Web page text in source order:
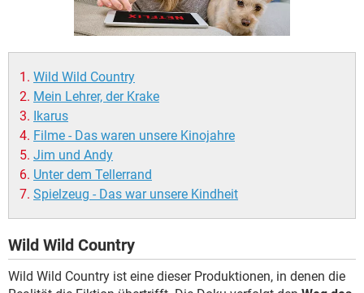
Wild Wild Country
Mein Lehrer, der Krake
Ikarus
Filme - Das waren unsere Kinojahre
Jim und Andy
Unter dem Tellerrand
Spielzeug - Das war unsere Kindheit
Wild Wild Country
Wild Wild Country ist eine dieser Produktionen, in denen die